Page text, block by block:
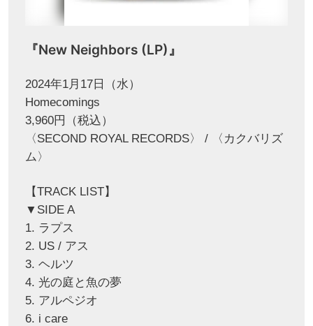
『New Neighbors (LP)』
2024年1月17日（水）
Homecomings
3,960円（税込）
〈SECOND ROYAL RECORDS〉 / 〈カクバリズ
ム〉
【TRACK LIST】
▼SIDE A
1. ラプス
2. US / アス
3. ヘルツ
4. 光の庭と魚の夢
5. アルペジオ
6. i care